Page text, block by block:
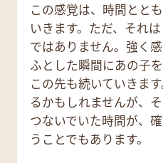
この感覚は、時間とと
いきます。ただ、それ
ではありません。強く
ふとした瞬間にあの子
この先も続いていきま
るかもしれませんが、
つないでいた時間が、
うことでもあります。